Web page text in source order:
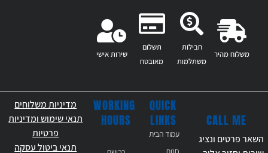
משלוח מהיר
חבילות
משתלמות
תשלום
מאובטח
שירות אישי
QUICK
LINKS
עמוד הבית
WORKING
HOURS
CALL ME
השאר פרטים ונציג
מדיניות משלוחים
תנאי שימוש ומדיניות
פרטיות
תנאי ביטול עסקה